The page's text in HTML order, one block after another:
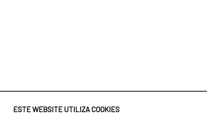
ESTE WEBSITE UTILIZA COOKIES